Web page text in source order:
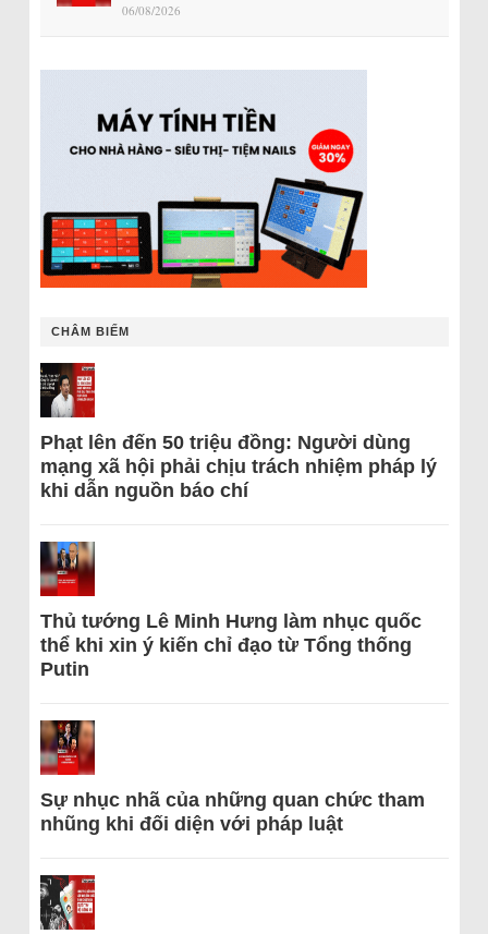
06/08/2026
CHÂM BIẾM
Phạt lên đến 50 triệu đồng: Người dùng
mạng xã hội phải chịu trách nhiệm pháp lý
khi dẫn nguồn báo chí
Thủ tướng Lê Minh Hưng làm nhục quốc
thể khi xin ý kiến chỉ đạo từ Tổng thống
Putin
Sự nhục nhã của những quan chức tham
nhũng khi đối diện với pháp luật